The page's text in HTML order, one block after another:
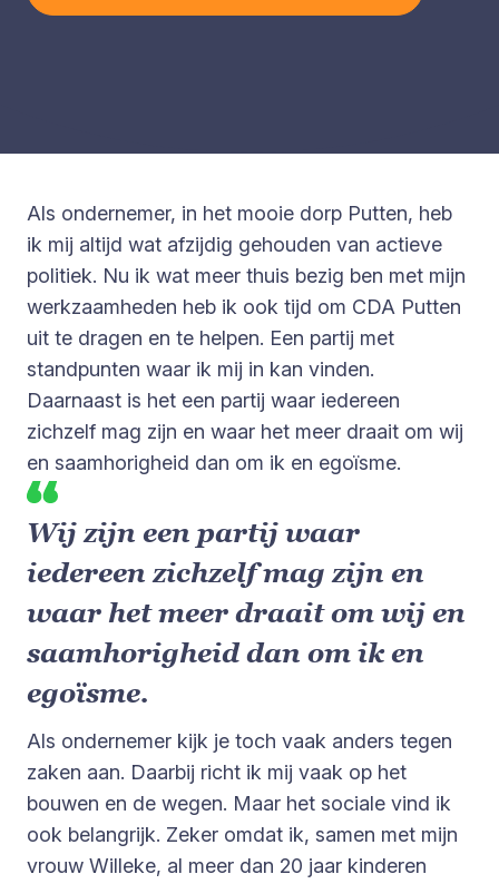
Als ondernemer, in het mooie dorp Putten, heb
ik mij altijd wat afzijdig gehouden van actieve
politiek. Nu ik wat meer thuis bezig ben met mijn
werkzaamheden heb ik ook tijd om CDA Putten
uit te dragen en te helpen. Een partij met
standpunten waar ik mij in kan vinden.
Daarnaast is het een partij waar iedereen
zichzelf mag zijn en waar het meer draait om wij
en saamhorigheid dan om ik en egoïsme.
Wij zijn een partij waar
iedereen zichzelf mag zijn en
waar het meer draait om wij en
saamhorigheid dan om ik en
egoïsme.
Als ondernemer kijk je toch vaak anders tegen
zaken aan. Daarbij richt ik mij vaak op het
bouwen en de wegen. Maar het sociale vind ik
ook belangrijk. Zeker omdat ik, samen met mijn
vrouw Willeke, al meer dan 20 jaar kinderen